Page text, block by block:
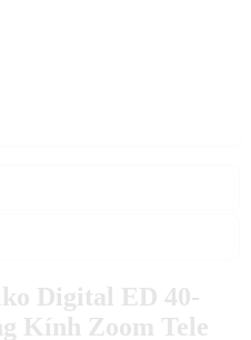
Digital ED 40-
Kính Zoom Tele